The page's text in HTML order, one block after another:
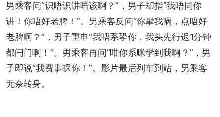
男乘客问“识唔识讲唔该啊？”，男子却指“我唔同你
讲！你唔好老脾！”。男乘客反问“你㧬我㖞，点唔好
老脾啊？”，男子重申“我唔系㧬你，我头先行迟1分钟
都闩门啊！”。男乘客再问“咁你系咪㧬到我啊？”，男
子即说“我费事睬你！”。影片最后列车到站，男乘客
无奈转身。